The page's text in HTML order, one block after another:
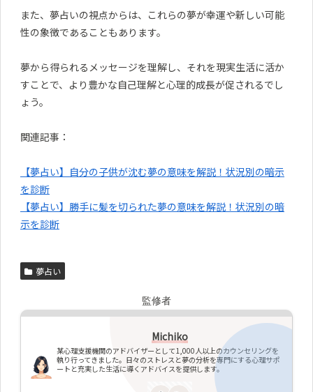
また、夢占いの視点からは、これらの夢が幸運や新しい可能
性の象徴であることもあります。
夢から得られるメッセージを理解し、それを現実生活に活か
すことで、より豊かな自己理解と心理的成長が促されるでし
ょう。
関連記事：
【夢占い】自分の子供が沈む夢の意味を解説！状況別の暗示
を診断
【夢占い】勝手に髪を切られた夢の意味を解説！状況別の暗
示を診断
夢占い
監修者
Michiko
某心理支援機関のアドバイザーとして1,000人以上のカウンセリングを
執り行ってきました。日々のストレスと夢の分析を専門にする心理サポ
ートと充実した生活に導くアドバイスを提供します。